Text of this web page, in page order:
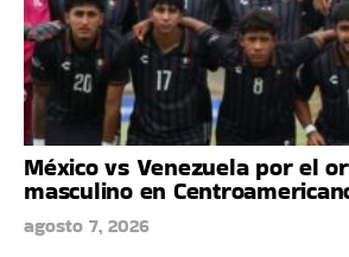
México vs Venezuela por el
masculino en
agosto 7, 2026